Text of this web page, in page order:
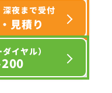
夜まで受付
見積り
イヤル）